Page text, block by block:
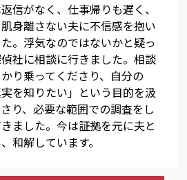
信がなく、仕事帰りも遅く、
身離さない夫に不信感を抱い
。浮気なのではないかと疑っ
社に相談に行きました。相談
り乗ってくださり、自分の
実を知りたい」という目的を汲
り、必要な範囲での調査をし
ました。今は証拠を元に夫と
和解しています。